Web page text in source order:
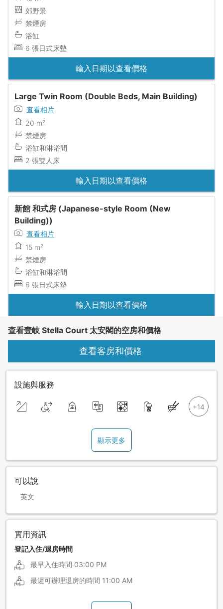
郊野景
禁煙房
浴缸
6 張日式床墊
輸入日期以查看價格
Large Twin Room (Double Beds, Main Building)
查看相片
20 m²
禁煙房
浴缸和淋浴間
2 張雙人床
輸入日期以查看價格
新館 和式房 (Japanese-style Room (New
Building))
查看相片
15 m²
禁煙房
浴缸和淋浴間
6 張日式床墊
輸入日期以查看價格
查看壹岐 Stella Court 太安閣的空房和價格
查看客房和價格
設施與服務
顯示更多
可以說
英文
實用資訊
登記入住/退房時間
最早入住時間 03:00 PM
最遲可辦理退房的時間 11:00 AM